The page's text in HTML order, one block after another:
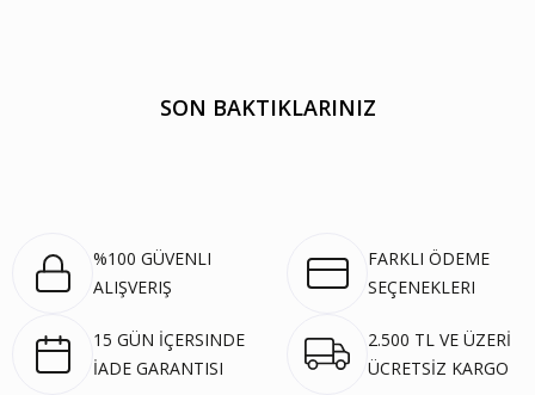
SON BAKTIKLARINIZ
%100 GÜVENLI
ALIŞVERIŞ
FARKLI ÖDEME
SEÇENEKLERI
15 GÜN İÇERSINDE
İADE GARANTISI
2.500 TL VE ÜZERİ
ÜCRETSİZ KARGO